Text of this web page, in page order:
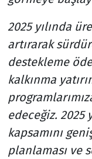
2025 yılında
artırarak
destekleme
kalkınma
edeceğiz. 2025
kapsamını
planlaması ve